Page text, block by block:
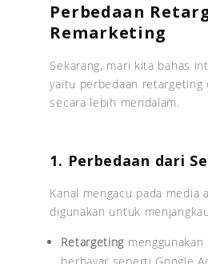
Perbedaan
Remarketing
Sekarang, mari kita bahas
yaitu perbedaan retargeting
secara lebih mendalam.
1. Perbedaan dari
Kanal mengacu pada media
digunakan untuk
Retargeting menggunakan